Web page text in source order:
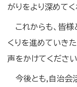
がりをより深めてく
これからも、皆
くりを進めていき
声をかけてください
今後とも,自治会